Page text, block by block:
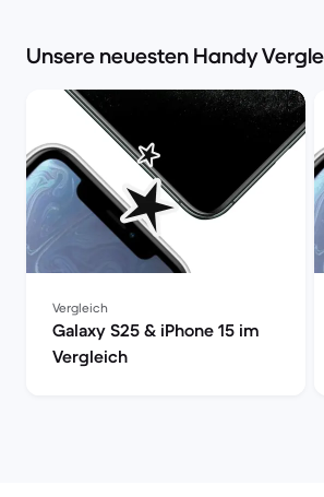
Unsere neuesten Handy
Vergleich
Galaxy S25 & iPhone 15 im
Vergleich